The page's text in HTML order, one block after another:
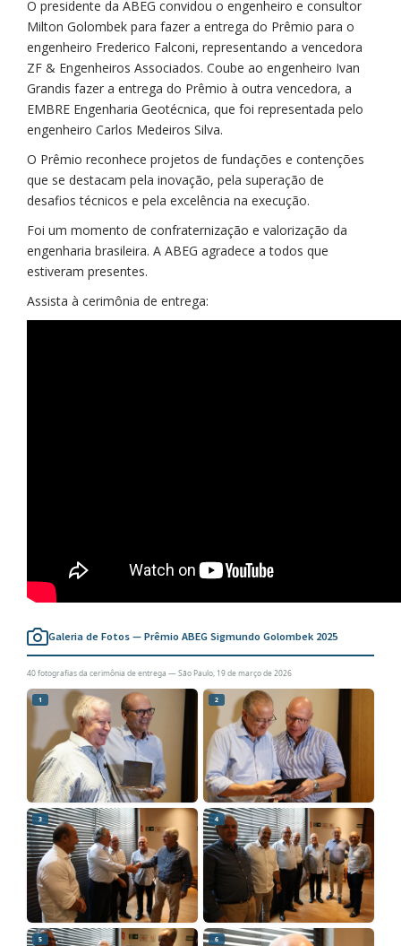
O presidente da ABEG convidou o engenheiro e consultor
Milton Golombek para fazer a entrega do Prêmio para o
engenheiro Frederico Falconi, representando a vencedora
ZF & Engenheiros Associados. Coube ao engenheiro Ivan
Grandis fazer a entrega do Prêmio à outra vencedora, a
EMBRE Engenharia Geotécnica, que foi representada pelo
engenheiro Carlos Medeiros Silva.
O Prêmio reconhece projetos de fundações e contenções
que se destacam pela inovação, pela superação de
desafios técnicos e pela excelência na execução.
Foi um momento de confraternização e valorização da
engenharia brasileira. A ABEG agradece a todos que
estiveram presentes.
Assista à cerimônia de entrega:
Galeria de Fotos — Prêmio ABEG Sigmundo Golombek 2025
40 fotografias da cerimônia de entrega — São Paulo, 19 de março de 2026
1 2
3 4
5 6